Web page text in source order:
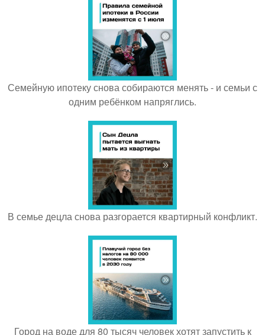
Семейную ипотеку снова собираются менять - и семьи с
одним ребёнком напряглись.
В семье децла снова разгорается квартирный конфликт.
Город на воде для 80 тысяч человек хотят запустить к